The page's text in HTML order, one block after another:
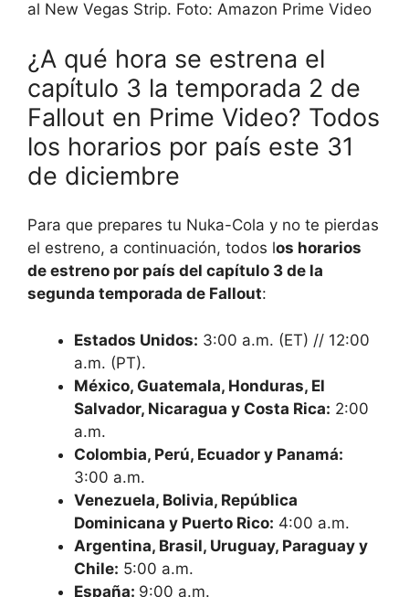
al New Vegas Strip. Foto: Amazon Prime Video
¿A qué hora se estrena el
capítulo 3 la temporada 2 de
Fallout en Prime Video? Todos
los horarios por país este 31
de diciembre
Para que prepares tu Nuka-Cola y no te pierdas
el estreno, a continuación, todos los horarios
de estreno por país del capítulo 3 de la
segunda temporada de Fallout:
Estados Unidos: 3:00 a.m. (ET) // 12:00
a.m. (PT).
México, Guatemala, Honduras, El
Salvador, Nicaragua y Costa Rica: 2:00
a.m.
Colombia, Perú, Ecuador y Panamá:
3:00 a.m.
Venezuela, Bolivia, República
Dominicana y Puerto Rico: 4:00 a.m.
Argentina, Brasil, Uruguay, Paraguay y
Chile: 5:00 a.m.
España: 9:00 a.m.